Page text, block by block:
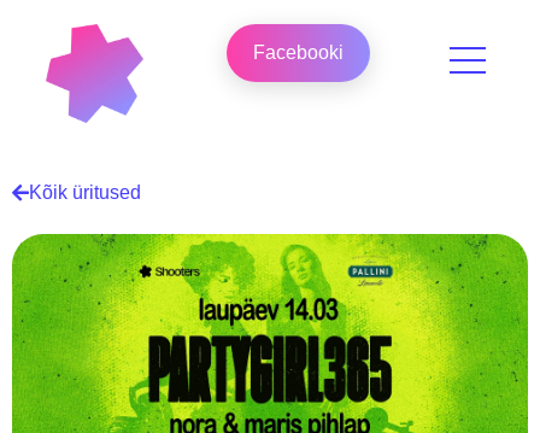
Facebooki
Kõik üritused